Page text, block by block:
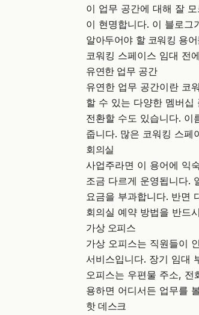
이 업무 공간에 대해 잘
이 현명합니다. 이 블로그
알아두어야 할 코워킹 용어
코워킹 스페이스 임대 전
유연한 업무 공간
유연한 업무 공간이란 코
할 수 있는 다양한 멤버십
전환할 수도 있습니다. 이
줍니다. 많은 코워킹 스
회의실
사업주라면 이 용어에 익
조금 다르게 운영됩니다.
요금을 부과합니다. 반면
회의실 예약 방법을 반드
가상 오피스
가상 오피스는 직원들이
서비스입니다. 장기 임대
오피스는 우편물 주소, 전
용하면 어디서든 업무를
핫 데스크